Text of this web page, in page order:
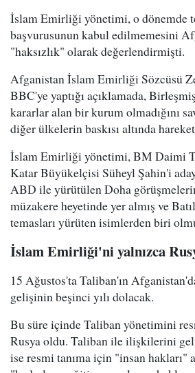
İslam Emirliği yönetimi, o dönemde
başvurusunun kabul edilmemesini
"haksızlık" olarak değerlendirmişti.
Afganistan İslam Emirliği Sözcüsü
BBC'ye yaptığı açıklamada,
kararlar alan bir kurum olmadığını
diğer ülkelerin baskısı altında
İslam Emirliği yönetimi, BM Daimi
Katar Büyükelçisi Süheyl Şahin'i
ABD ile yürütülen Doha
müzakere heyetinde yer almış ve
temasları yürüten isimlerden biri
İslam Emirliği'ni yalnızca
15 Ağustos'ta Taliban'ın
gelişinin beşinci yılı dolacak.
Bu süre içinde Taliban yönetimini
Rusya oldu. Taliban ile ilişkilerini
ise resmi tanıma için "insan hakları"